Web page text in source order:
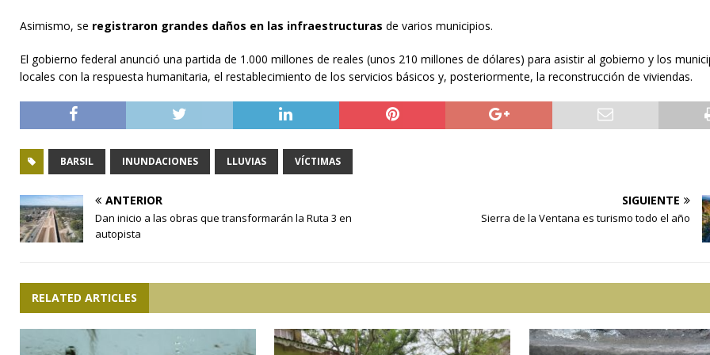
Asimismo, se registraron grandes daños en las infraestructuras de varios municipios.
El gobierno federal anunció una partida de 1.000 millones de reales (unos 210 millones de dólares) para asistir al gobierno y los
locales con la respuesta humanitaria, el restablecimiento de los servicios básicos y, posteriormente, la reconstrucción de viviendas.
BARSIL INUNDACIONES LLUVIAS VÍCTIMAS
ANTERIOR
Dan inicio a las obras que transformarán la Ruta 3 en
autopista
SIGUIENTE
Sierra de la Ventana es turismo todo el año
RELATED ARTICLES